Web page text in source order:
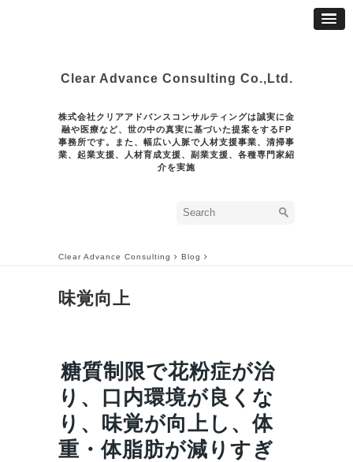
Clear Advance Consulting Co.,Ltd.
株式会社クリアアドバンスコンサルティングは誠実に金
融や医療など、世の中の真実に基づいた提案をするFP
事務所です。また、幅広い人脈で人材支援事業、清掃事
業、起業支援、人材育成支援、副業支援、各種専門家紹
介を実施
Clear Advance Consulting Blog
味覚向上
糖質制限で花粉症が治
り、口内環境が良くな
り、味覚が向上し、体
重・体脂肪が減りすぎ